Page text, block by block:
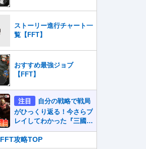
ストーリー進行チャート一
覧【FFT】
おすすめ最強ジョブ
【FFT】
注目
自分の戦略で戦局
がひっくり返る！今さらプ
レイしてわかった『三國志
真戦』が本格SLG好きを
魅了して離さないワケ
FFT攻略TOP